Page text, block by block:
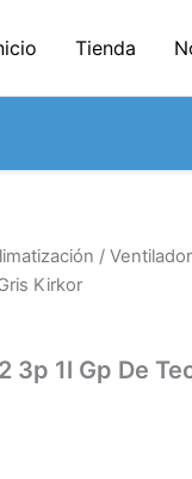
Tienda
/
Kirkor
3p 1l Gp De